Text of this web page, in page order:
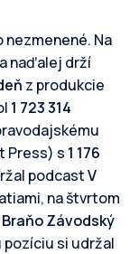
nezmenené. Na
naďalej drží
z produkcie
1 723 314
Press) s 1 176
podcastV
na štvrtom
Braňo Závodský
pozíciu si udržal